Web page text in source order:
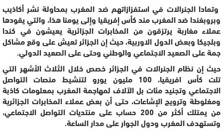
وتمادا الجنرالات في استفزازاتهم ضد المغرب بمحاولة نشر أكاذيب
وبروبغندا ضد المغرب مند كأس إفريقيا وإلى يومنا هذا، والتي يقودها
عملاء مغاربة يرتزقون من المخابرات الجزائرية يعيشون في كندا
وبلجيكا وبعض الدول الاوربية، حيث إن الجزائر تعيش على وقع مشاكل
جمة على الصعيد الاجتماعي والوطني وحتى على الصعيد الدولي.
حيث إن نظام الجنرالات في الجزائر خصص خلال الثلاث الأشهر التي
تلت كأس افريقيا، 100 مليون يورو لتنشيط منصات التواصل
الاجتماعي وتجنيد مئات بل الآلاف لمهاجمة المغرب بمعلومات كاذبة
ومغلوطة وترويج الإشاعات، حتى أن بعض عملاء المخابرات الجزائرية
من يمتلك أكثر من 200 حساب على منتديات التواصل الاجتماعي،
وتستهدف المغرب ودول الجوار على مدار الساعة.